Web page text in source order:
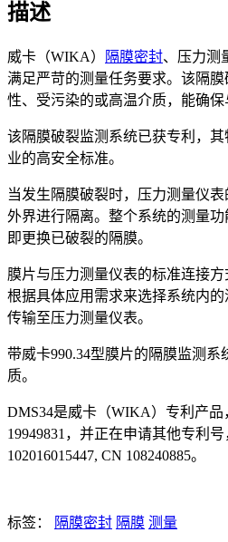
描述
威卡（WIKA） 隔膜密封、压力测
满足严苛的测量任务要求。该隔
性、受污染的或高温介质，能确保
该隔膜破裂监测系统已获专利，
业的高安全标准。
当发生隔膜破裂时，压力测量仪
外界进行隔离。整个系统的测量
即更换已破裂的隔膜。
膜片与压力测量仪表的标准连接
根据具体应用需求来选择系统内
传输至压力测量仪表。
带威卡990.34型膜片的隔膜监测
质。
DMS34是威卡（WIKA）专利产品
19949831，并正在申请其他专利号
102016015447, CN 108240885。
标签： 隔膜密封 隔膜 测量